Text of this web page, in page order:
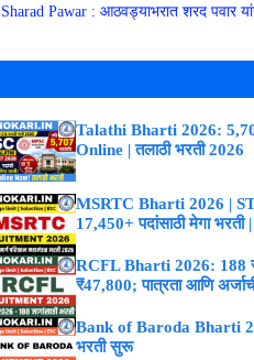
Sharad Pawar : आठवड्याभरात शरद पवार
Talathi Bharti 2026:
Online | तलाठी भरती 2026
MSRTC Bharti 2026 |
17,450+ पदांसाठी मेगा
RCFL Bharti 2026: 188
₹47,800; पात्रता आणि अर्जाची
Bank of Baroda Bharti
भरती सुरू